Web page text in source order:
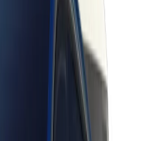
meilleure du segment
litres modulable
7 places utilisables
qui se démarque
soignés
dès première finition
de série PHEV